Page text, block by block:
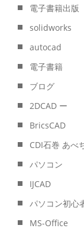
電子書籍出版
solidworks
autocad
電子書籍
ブログ
2DCAD ー
BricsCAD
CDI石巻 あべ
パソコン
IJCAD
パソコン初心
MS-Office